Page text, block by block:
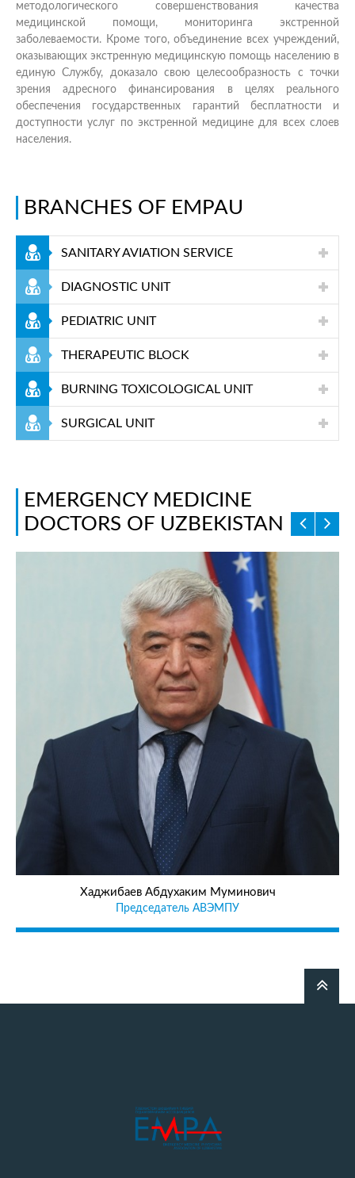
методологического совершенствования качества
медицинской помощи, мониторинга экстренной
заболеваемости. Кроме того, объединение всех учреждений,
оказывающих экстренную медицинскую помощь населению в
единую Службу, доказало свою целесообразность с точки
зрения адресного финансирования в целях реального
обеспечения государственных гарантий бесплатности и
доступности услуг по экстренной медицине для всех слоев
населения.
BRANCHES OF EMPAU
SANITARY AVIATION SERVICE
DIAGNOSTIC UNIT
PEDIATRIC UNIT
THERAPEUTIC BLOCK
BURNING TOXICOLOGICAL UNIT
SURGICAL UNIT
EMERGENCY MEDICINE
DOCTORS OF UZBEKISTAN
Хаджибаев Абдухаким Муминович
Председатель АВЭМПУ